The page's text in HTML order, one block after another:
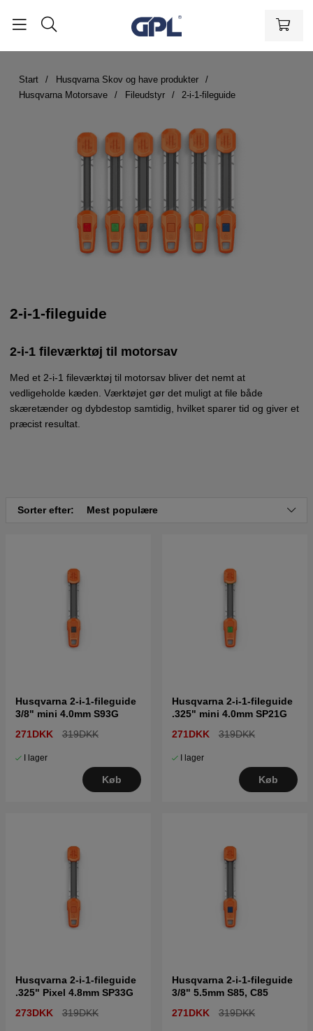
Start
Husqvarna Skov og have produkter
Husqvarna Motorsave
Fileudstyr 2-i-1-fileguide
2-i-1-fileguide
2-i-1 fileværktøj til motorsav
Med et 2-i-1 fileværktøj til motorsav bliver det nemt at
vedligeholde kæden. Værktøjet gør det muligt at file både
skæretænder og dybdestop samtidig, hvilket sparer tid og giver et
præcist resultat.
Sorter efter: Mest populære
Husqvarna 2-i-1-fileguide
3/8" mini 4.0mm S93G
271DKK
319DKK
I lager
Køb
Husqvarna 2-i-1-fileguide
.325" mini 4.0mm SP21G
271DKK
319DKK
I lager
Køb
Husqvarna 2-i-1-fileguide
.325" Pixel 4.8mm SP33G
273DKK
319DKK
Husqvarna 2-i-1-fileguide
3/8" 5.5mm S85, C85
271DKK
319DKK